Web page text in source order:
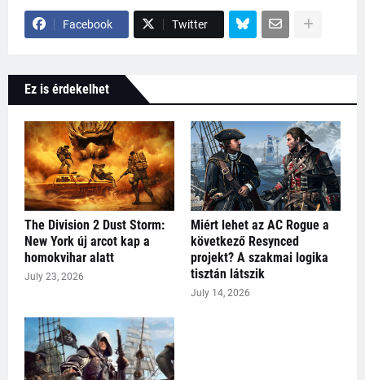
Facebook Twitter
Ez is érdekelhet
The Division 2 Dust Storm:
New York új arcot kap a
homokvihar alatt
July 23, 2026
Miért lehet az AC Rogue a
következő Resynced
projekt? A szakmai logika
tisztán látszik
July 14, 2026